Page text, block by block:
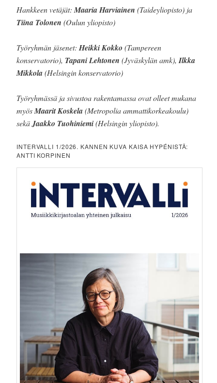
Hankkeen vetäjät:Maaria Harviainen (Taideyliopisto) ja
Tiina Tolonen (Oulun yliopisto)
Työryhmän jäsenet:Heikki Kokko (Tampereen
konservatorio), Tapani Lehtonen (Jyväskylän amk),Ilkka
Mikkola(Helsingin konservatorio)
Työryhmässä ja sivustoa rakentamassa ovat olleet mukana
myösMaarit Koskela(Metropolia ammattikorkeakoulu)
sekäJaakko Tuohiniemi(Helsingin yliopisto).
INTERVALLI 1/2026. KANNEN KUVA KAISA HYPÉNISTÄ:
ANTTI KORPINEN